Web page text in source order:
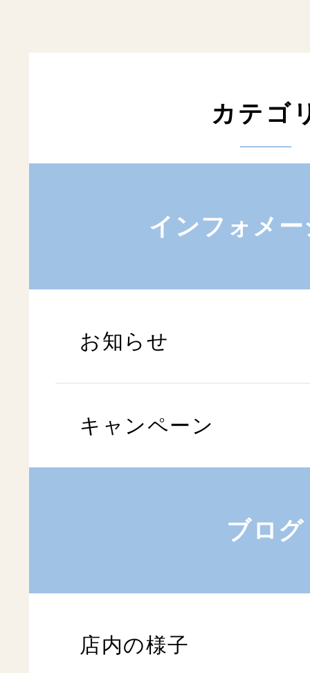
カテゴ
インフォメ
お知らせ
キャンペーン
ブログ
店内の様子